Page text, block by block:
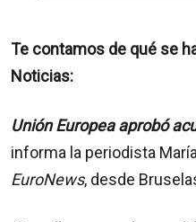
Te contamos de qué se
Noticias:
Unión Europea aprobó
informa la periodista
EuroNews, desde